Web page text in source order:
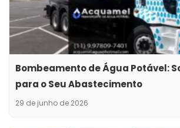
Bombeamento de Água Potável:
para o Seu Abastecimento
29 de junho de 2026